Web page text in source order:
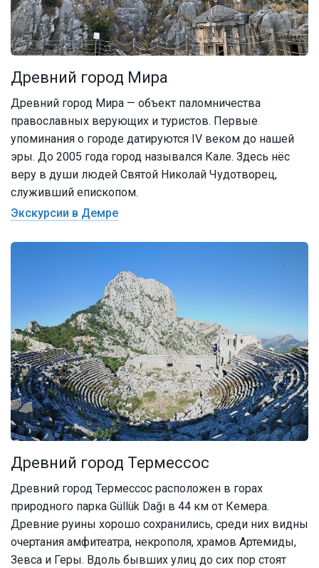
Древний город Мира
Древний город Мира — объект паломничества
православных верующих и туристов. Первые
упоминания о городе датируются IV веком до нашей
эры. До 2005 года город назывался Кале. Здесь нёс
веру в души людей Святой Николай Чудотворец,
служивший епископом.
Экскурсии в Демре
Древний город Термессос
Древний город Термессос расположен в горах
природного парка Güllük Dağı в 44 км от Кемера.
Древние руины хорошо сохранились, среди них видны
очертания амфитеатра, некрополя, храмов Артемиды,
Зевса и Геры. Вдоль бывших улиц до сих пор стоят